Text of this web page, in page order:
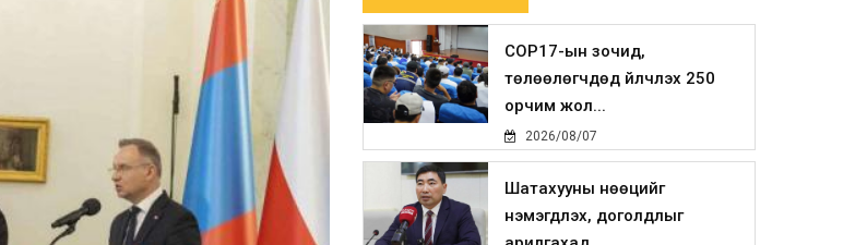
COP17-ын зочид,
төлөөлөгчдөд үйлчлэх 250
орчим жол...
2026/08/07
Шатахууны нөөцийг
нэмэгдүүлэх, доголдлыг